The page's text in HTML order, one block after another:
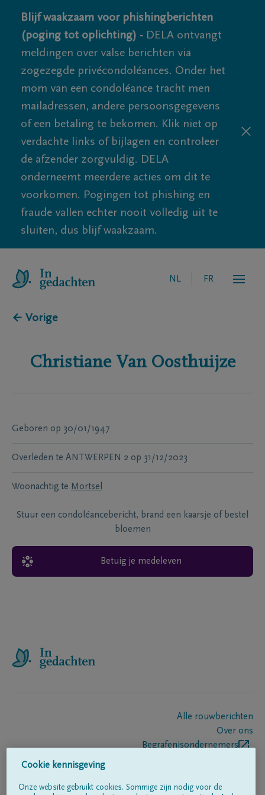
Blijf waakzaam voor phishingberichten
(poging tot oplichting) - DELA ontvangt
meldingen over valse berichten via
zogezegde privécondoléances. Onder het
mom van een condoléance tracht men
mailadressen, andere persoonsgegevens
of een betaling te bekomen. Klik niet op
verdachte links of bijlagen en controleer
de afzender zorgvuldig. DELA
onderneemt meerdere acties om dit te
voorkomen. Pogingen tot phishing en
fraude vallen echter nooit volledig uit te
sluiten, dus blijf waakzaam.
NL FR
← Vorige
Christiane Van Oosthuijze
Geboren op 30/01/1947
Overleden te ANTWERPEN 2 op 31/12/2023
Woonachtig te Mortsel
Stuur een condoléancebericht, brand een kaarsje of bestel
bloemen
Betuig je medeleven
Alle rouwberichten
Over ons
Begrafenisondernemers
Cookie kennisgeving
Onze website gebruikt cookies. Sommige zijn nodig voor de